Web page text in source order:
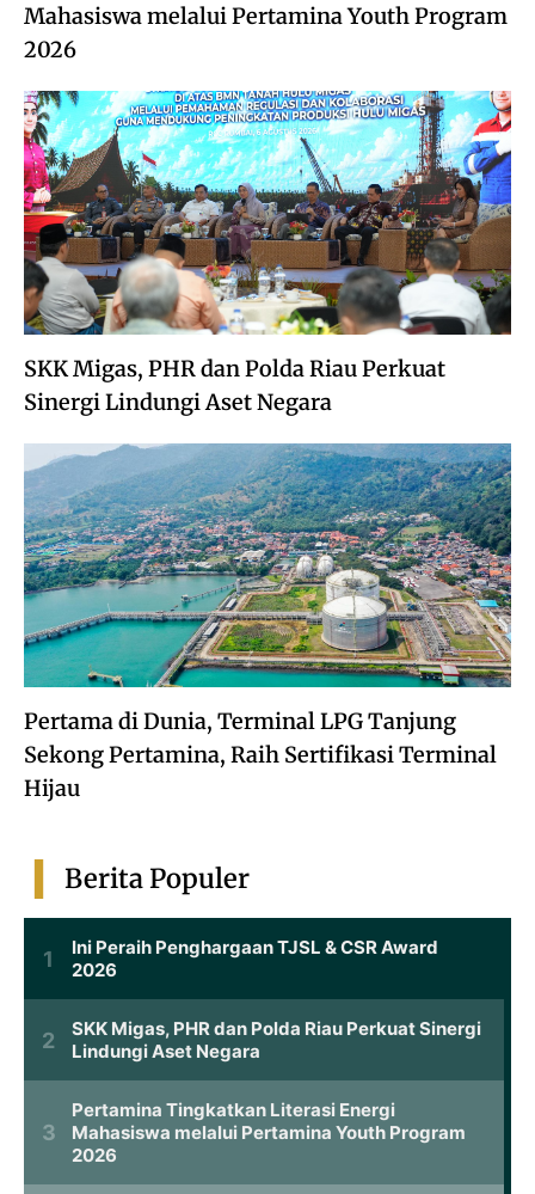
Mahasiswa melalui Pertamina Youth Program
2026
SKK Migas, PHR dan Polda Riau Perkuat
Sinergi Lindungi Aset Negara
Pertama di Dunia, Terminal LPG Tanjung
Sekong Pertamina, Raih Sertifikasi Terminal
Hijau
Berita Populer